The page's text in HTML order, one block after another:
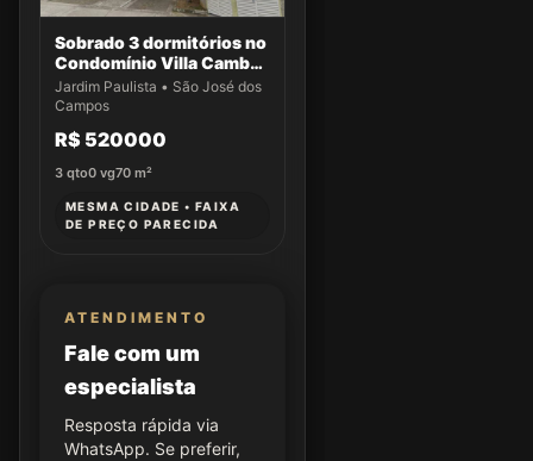
Sobrado 3 dormitórios no
Condomínio Villa Cambuí
- Casa 032
Jardim Paulista • São José dos
Campos
R$ 520000
3 qto0 vg70 m²
MESMA CIDADE • FAIXA
DE PREÇO PARECIDA
ATENDIMENTO
Fale com um
especialista
Resposta rápida via
WhatsApp. Se preferir,